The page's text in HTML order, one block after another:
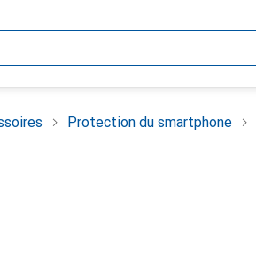
Protection du smartphone